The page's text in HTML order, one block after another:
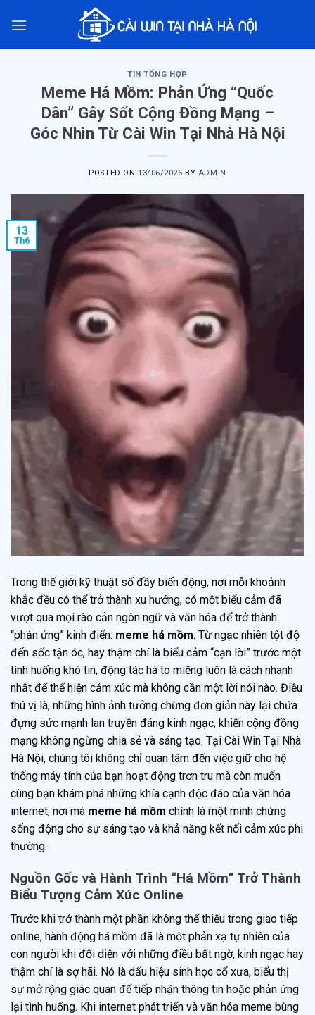
TIN TỔNG HỢP
Meme Há Mồm: Phản Ứng “Quốc
Dân” Gây Sốt Cộng Đồng Mạng –
Góc Nhìn Từ Cài Win Tại Nhà Hà Nội
POSTED ON 13/06/2026 BY ADMIN
13
Th6
Trong thế giới kỹ thuật số đầy biến động, nơi mỗi khoảnh
khắc đều có thể trở thành xu hướng, có một biểu cảm đã
vượt qua mọi rào cản ngôn ngữ và văn hóa để trở thành
“phản ứng” kinh điển: meme há mồm. Từ ngạc nhiên tột độ
đến sốc tận óc, hay thậm chí là biểu cảm “cạn lời” trước một
tình huống khó tin, động tác há to miệng luôn là cách nhanh
nhất để thể hiện cảm xúc mà không cần một lời nói nào. Điều
thú vị là, những hình ảnh tưởng chừng đơn giản này lại chứa
đựng sức mạnh lan truyền đáng kinh ngạc, khiến cộng đồng
mạng không ngừng chia sẻ và sáng tạo. Tại Cài Win Tại Nhà
Hà Nội, chúng tôi không chỉ quan tâm đến việc giữ cho hệ
thống máy tính của bạn hoạt động trơn tru mà còn muốn
cùng bạn khám phá những khía cạnh độc đáo của văn hóa
internet, nơi mà meme há mồm chính là một minh chứng
sống động cho sự sáng tạo và khả năng kết nối cảm xúc phi
thường.
Nguồn Gốc và Hành Trình “Há Mồm” Trở Thành
Biểu Tượng Cảm Xúc Online
Trước khi trở thành một phần không thể thiếu trong giao tiếp
online, hành động há mồm đã là một phản xạ tự nhiên của
con người khi đối diện với những điều bất ngờ, kinh ngạc hay
thậm chí là sợ hãi. Nó là dấu hiệu sinh học cổ xưa, biểu thị
sự mở rộng giác quan để tiếp nhận thông tin hoặc phản ứng
lại tình huống. Khi internet phát triển và văn hóa meme bùng